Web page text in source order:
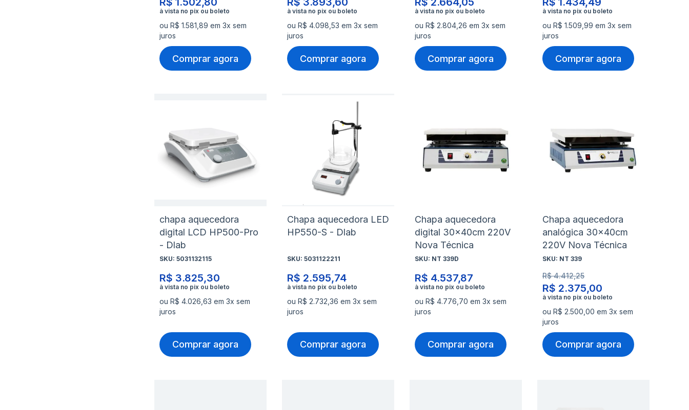
ou R$ 1.581,89 em 3x sem
juros
Comprar agora
ou R$ 4.098,53 em 3x sem
juros
Comprar agora
ou R$ 2.804,26 em 3x sem
juros
Comprar agora
ou R$ 1.509,99 em 3x sem
juros
Comprar agora
chapa aquecedora
digital LCD HP500-Pro
- Dlab
SKU: 5031132115
R$ 3.825,30
ou R$ 4.026,63 em 3x sem
juros
Comprar agora
desejos
Adicionar
Comparar
Chapa aquecedora LED
HP550-S - Dlab
SKU: 5031122211
R$ 2.595,74
ou R$ 2.732,36 em 3x sem
juros
Comprar agora
à
lista
de
Adicionar
para
Comparar
Chapa aquecedora
digital 30x40cm 220V
Nova Técnica
SKU: NT 339D
R$ 4.537,87
ou R$ 4.776,70 em 3x sem
juros
Comprar agora
à
lista
de
Adicionar
para
Comparar
Chapa aquecedora
analógica 30x40cm
220V Nova Técnica
SKU: NT 339
R$ 2.375,00
R$ 4.412,25
ou R$ 2.500,00 em 3x sem
juros
Comprar agora